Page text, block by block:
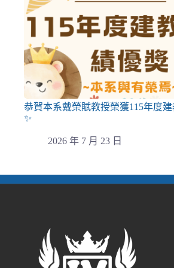
恭賀本系戴榮賦教授榮獲115年度
✨
2026 年 7 月 23 日